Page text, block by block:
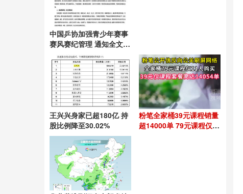
中国乒协加强青少年赛事
赛风赛纪管理 通知全文发
王兴兴身家已超180亿 持
股比例降至30.02%
粉笔全家桶39元课程销量
超14000单 79元课程仅9